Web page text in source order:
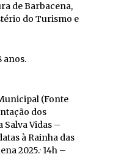
de Barbacena,
do Turismo e
anos.
(Fonte
Salva Vidas –
à Rainha das
14h –